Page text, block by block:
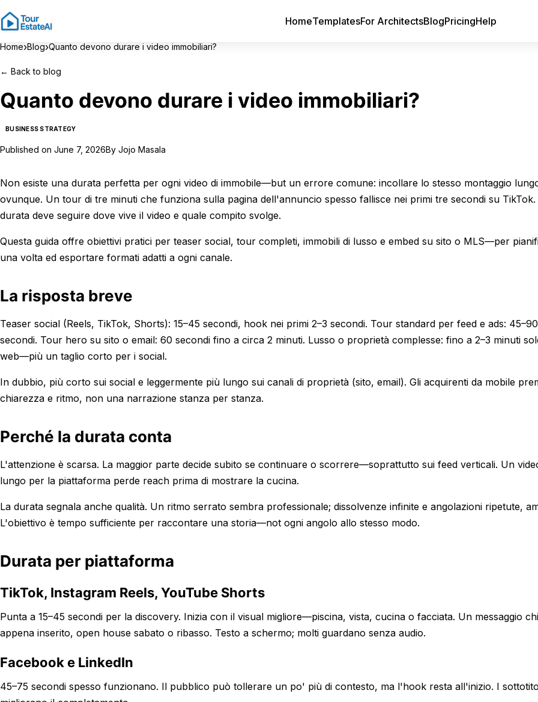
HomeTemplatesFor ArchitectsBlogPricingHelp
Home›Blog›Quanto devono durare i video immobiliari?
← Back to blog
Quanto devono durare i video immobiliari?
BUSINESS STRATEGY
Published on June 7, 2026By Jojo Masala
Non esiste una durata perfetta per ogni video di immobile—but un errore comune: incollare lo stesso montaggio
ovunque. Un tour di tre minuti che funziona sulla pagina dell'annuncio spesso fallisce nei primi tre secondi su TikTok.
durata deve seguire dove vive il video e quale compito svolge.
Questa guida offre obiettivi pratici per teaser social, tour completi, immobili di lusso e embed su sito o MLS—per
una volta ed esportare formati adatti a ogni canale.
La risposta breve
Teaser social (Reels, TikTok, Shorts): 15–45 secondi, hook nei primi 2–3 secondi. Tour standard per feed e ads: 45–90
secondi. Tour hero su sito o email: 60 secondi fino a circa 2 minuti. Lusso o proprietà complesse: fino a 2–3 minuti
web—più un taglio corto per i social.
In dubbio, più corto sui social e leggermente più lungo sui canali di proprietà (sito, email). Gli acquirenti da mobile
chiarezza e ritmo, non una narrazione stanza per stanza.
Perché la durata conta
L'attenzione è scarsa. La maggior parte decide subito se continuare o scorrere—soprattutto sui feed verticali. Un
lungo per la piattaforma perde reach prima di mostrare la cucina.
La durata segnala anche qualità. Un ritmo serrato sembra professionale; dissolvenze infinite e angolazioni ripetute,
L'obiettivo è tempo sufficiente per raccontare una storia—not ogni angolo allo stesso modo.
Durata per piattaforma
TikTok, Instagram Reels, YouTube Shorts
Punta a 15–45 secondi per la discovery. Inizia con il visual migliore—piscina, vista, cucina o facciata. Un messaggio
appena inserito, open house sabato o ribasso. Testo a schermo; molti guardano senza audio.
Facebook e LinkedIn
45–75 secondi spesso funzionano. Il pubblico può tollerare un po' più di contesto, ma l'hook resta all'inizio. I